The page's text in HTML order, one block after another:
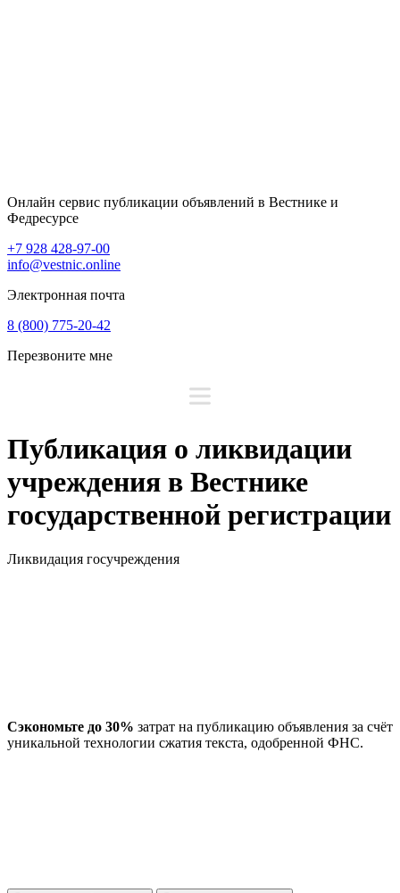
Онлайн сервис публикации объявлений в Вестнике и
Федресурсе
+7 928 428-97-00
info@vestnic.online
Электронная почта
8 (800) 775-20-42
Перезвоните мне
Публикация о ликвидации
учреждения в Вестнике
государственной регистрации
Ликвидация госучреждения
Сэкономьте до 30% затрат на публикацию объявления за счёт
уникальной технологии сжатия текста, одобренной ФНС.